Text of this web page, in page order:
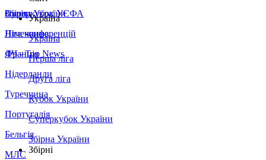
Збірна України
Італія
Німеччина
Франція
Нідерланди
Туреччина
Португалія
Бельгія
МЛС
Суперкубок УЄФА
Ліга конференцій
ЛЧ - Top News
Україна
Україна
Перша ліга
Друга ліга
Кубок України
Суперкубок України
Збірна України
Збірні